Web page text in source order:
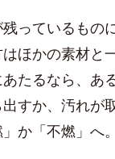
っているもの
ほかの素材と
たるなら、あ
すか、汚れが
」か「不燃」へ。